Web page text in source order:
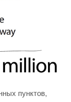
пунктов,